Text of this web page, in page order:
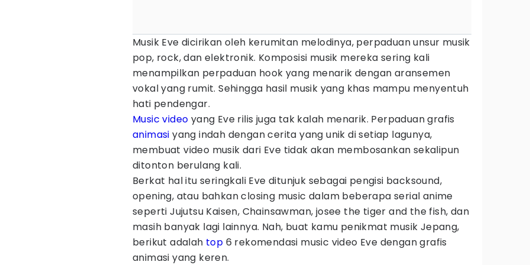
Musik Eve dicirikan oleh kerumitan melodinya, perpaduan unsur musik
pop, rock, dan elektronik. Komposisi musik mereka sering kali
menampilkan perpaduan hook yang menarik dengan aransemen
vokal yang rumit. Sehingga hasil musik yang khas mampu menyentuh
hati pendengar.
Music video yang Eve rilis juga tak kalah menarik. Perpaduan grafis
animasi yang indah dengan cerita yang unik di setiap lagunya,
membuat video musik dari Eve tidak akan membosankan sekalipun
ditonton berulang kali.
Berkat hal itu seringkali Eve ditunjuk sebagai pengisi backsound,
opening, atau bahkan closing music dalam beberapa serial anime
seperti Jujutsu Kaisen, Chainsawman, josee the tiger and the fish, dan
masih banyak lagi lainnya. Nah, buat kamu penikmat musik Jepang,
berikut adalah top 6 rekomendasi music video Eve dengan grafis
animasi yang keren.